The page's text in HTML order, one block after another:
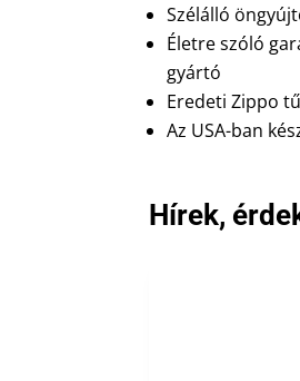
Szélálló
Életre szóló
gyártó
Eredeti Zippo
Az USA-ban
Hírek,